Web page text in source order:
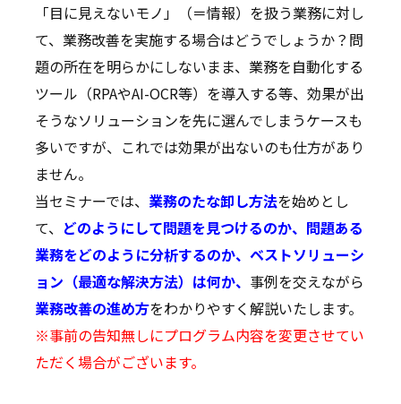
「目に見えないモノ」（＝情報）を扱う業務に対し
て、業務改善を実施する場合はどうでしょうか？問
題の所在を明らかにしないまま、業務を自動化する
ツール（RPAやAI-OCR等）を導入する等、効果が出
そうなソリューションを先に選んでしまうケースも
多いですが、これでは効果が出ないのも仕方があり
ません。
当セミナーでは、 業務のたな卸し方法を始めとし
て、 どのようにして問題を見つけるのか、問題ある
業務をどのように分析するのか、ベストソリューシ
ョン（最適な解決方法）は何か、 事例を交えながら
業務改善の進め方をわかりやすく解説いたします。
※事前の告知無しにプログラム内容を変更させてい
ただく場合がございます。